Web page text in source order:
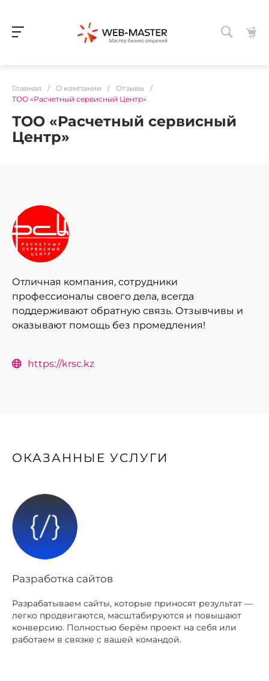
Главная / О компании / Отзывы
/
ТОО «Расчетный сервисный Центр»
ТОО «Расчетный сервисный
Центр»
Отличная компания, сотрудники
профессионалы своего дела, всегда
поддерживают обратную связь. Отзывчивы и
оказывают помощь без промедления!
https://krsc.kz
ОКАЗАННЫЕ УСЛУГИ
Разработка сайтов
Разрабатываем сайты, которые приносят результат —
легко продвигаются, масштабируются и повышают
конверсию. Полностью берём проект на себя или
работаем в связке с вашей командой.